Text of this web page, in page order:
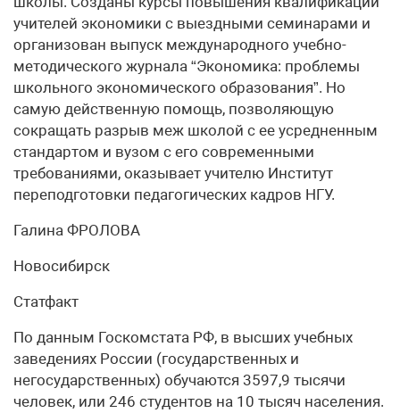
учителей экономики с выездными семинарами и
организован выпуск международного учебно-
методического журнала “Экономика: проблемы
школьного экономического образования”. Но
самую действенную помощь, позволяющую
сокращать разрыв меж школой с ее усредненным
стандартом и вузом с его современными
требованиями, оказывает учителю Институт
переподготовки педагогических кадров НГУ.
Галина ФРОЛОВА
Новосибирск
Статфакт
По данным Госкомстата РФ, в высших учебных
заведениях России (государственных и
негосударственных) обучаются 3597,9 тысячи
человек, или 246 студентов на 10 тысяч населения.